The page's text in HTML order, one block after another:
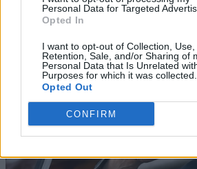
Personal Data for Targeted
Opted In
I want to opt-out of Collection, Use,
Retention, Sale, and/or Sharing of
Personal Data that Is Unrelated
Purposes for which it was collected.
Opted Out
CONFIRM